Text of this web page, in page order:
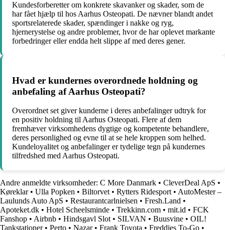
Kundesforberetter om konkrete skavanker og skader, som de
har fået hjælp til hos Aarhus Osteopati. De nævner blandt andet
sportsrelaterede skader, spændinger i nakke og ryg,
hjernerystelse og andre problemer, hvor de har oplevet markante
forbedringer eller endda helt slippe af med deres gener.
Hvad er kundernes overordnede holdning og
anbefaling af Aarhus Osteopati?
Overordnet set giver kunderne i deres anbefalinger udtryk for
en positiv holdning til Aarhus Osteopati. Flere af dem
fremhæver virksomhedens dygtige og kompetente behandlere,
deres personlighed og evne til at se hele kroppen som helhed.
Kundeloyalitet og anbefalinger er tydelige tegn på kundernes
tilfredshed med Aarhus Osteopati.
Andre anmeldte virksomheder: C More Danmark • CleverDeal ApS •
Køreklar• Ulla Popken • Biltorvet• Rytters Ridesport• AutoMester –
Laulunds Auto ApS • Restaurantcarlnielsen • Fresh.Land •
Apoteket.dk • Hotel Scheelsminde • Trekkinn.com • mit.id • FCK
Fanshop • Airbnb • Hindsgavl Slot• SILVAN • Buusvine • OIL!
Tankstationer• Perto • Nazar• Frank Toyota • Freddies To-Go •